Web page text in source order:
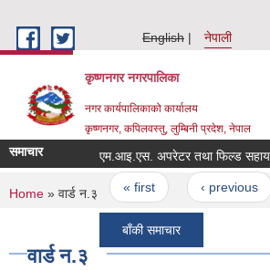
English
नेपाली
कृष्णनगर नगरपालिका
नगर कार्यपालिकाको कार्यालय
कृष्णनगर, कपिलवस्तु, लुम्बिनी प्रदेश, नेपाल
समाचार
Pages
« first ‹ previous
बाँकी समाचार
You are here
Home » वार्ड न.३
वार्ड न.३